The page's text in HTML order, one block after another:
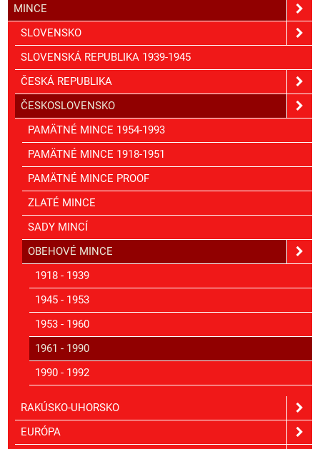
MINCE
SLOVENSKO
SLOVENSKÁ REPUBLIKA 1939-1945
ČESKÁ REPUBLIKA
ČESKOSLOVENSKO
PAMÄTNÉ MINCE 1954-1993
PAMÄTNÉ MINCE 1918-1951
PAMÄTNÉ MINCE PROOF
ZLATÉ MINCE
SADY MINCÍ
OBEHOVÉ MINCE
1918 - 1939
1945 - 1953
1953 - 1960
1961 - 1990
1990 - 1992
RAKÚSKO-UHORSKO
EURÓPA